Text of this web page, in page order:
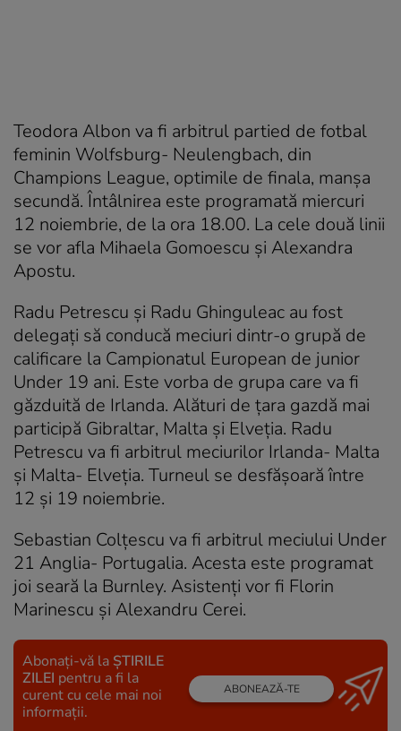
Teodora Albon va fi arbitrul partied de fotbal
feminin Wolfsburg- Neulengbach, din
Champions League, optimile de finala, manșa
secundă. Întâlnirea este programată miercuri
12 noiembrie, de la ora 18.00. La cele două linii
se vor afla Mihaela Gomoescu și Alexandra
Apostu.
Radu Petrescu și Radu Ghinguleac au fost
delegați să conducă meciuri dintr-o grupă de
calificare la Campionatul European de junior
Under 19 ani. Este vorba de grupa care va fi
găzduită de Irlanda. Alături de țara gazdă mai
participă Gibraltar, Malta și Elveția. Radu
Petrescu va fi arbitrul meciurilor Irlanda- Malta
și Malta- Elveția. Turneul se desfășoară între
12 și 19 noiembrie.
Sebastian Colțescu va fi arbitrul meciului Under
21 Anglia- Portugalia. Acesta este programat
joi seară la Burnley. Asistenți vor fi Florin
Marinescu și Alexandru Cerei.
Abonați-vă la ȘTIRILE
ZILEI pentru a fi la
curent cu cele mai noi
informații.
ABONEAZĂ-TE